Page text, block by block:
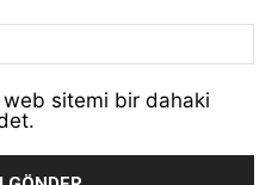
web sitemi bir dahaki